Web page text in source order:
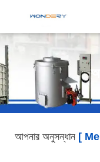
আপনার অনুসন্ধান [